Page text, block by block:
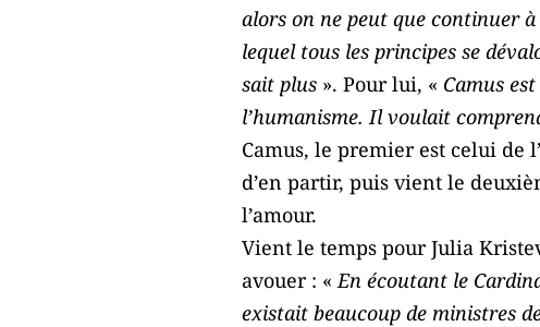
alors on ne peut que continuer
lequel tous les principes se
sait plus ». Pour lui, « Camus
l’humanisme. Il voulait
Camus, le premier est celui de
d’en partir, puis vient le
l’amour.
Vient le temps pour Julia
avouer : « En écoutant le
existait beaucoup de ministres